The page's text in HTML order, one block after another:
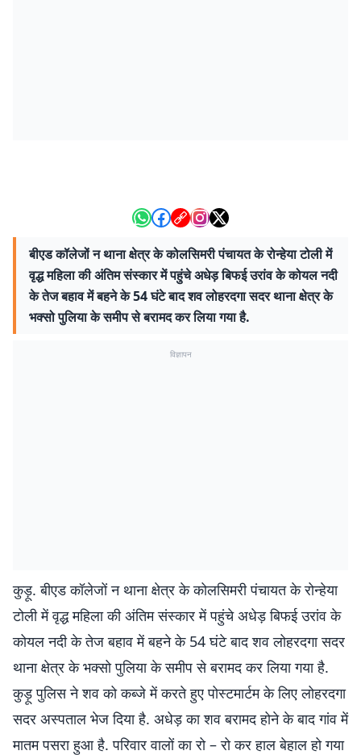
बीएड कॉलेजों न थाना क्षेत्र के कोलसिमरी पंचायत के रोन्हेया टोली में
वृद्ध महिला की अंतिम संस्कार में पहुंचे अधेड़ बिफई उरांव के कोयल नदी
के तेज बहाव में बहने के 54 घंटे बाद शव लोहरदगा सदर थाना क्षेत्र के
भक्सो पुलिया के समीप से बरामद कर लिया गया है.
विज्ञापन
कुड़ू. बीएड कॉलेजों न थाना क्षेत्र के कोलसिमरी पंचायत के रोन्हेया
टोली में वृद्ध महिला की अंतिम संस्कार में पहुंचे अधेड़ बिफई उरांव के
कोयल नदी के तेज बहाव में बहने के 54 घंटे बाद शव लोहरदगा सदर
थाना क्षेत्र के भक्सो पुलिया के समीप से बरामद कर लिया गया है.
कुड़ू पुलिस ने शव को कब्जे में करते हुए पोस्टमार्टम के लिए लोहरदगा
सदर अस्पताल भेज दिया है. अधेड़ का शव बरामद होने के बाद गांव में
मातम पसरा हुआ है. परिवार वालों का रो – रो कर हाल बेहाल हो गया